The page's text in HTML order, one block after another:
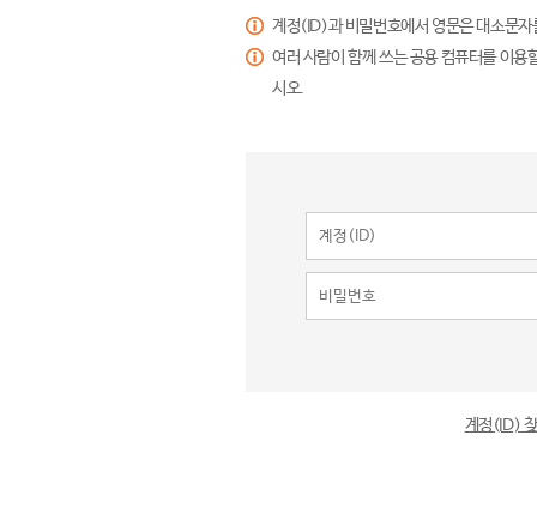
계정(ID)과 비밀번호에서 영문은 대소문
여러 사람이 함께 쓰는 공용 컴퓨터를 이
시오.
계정(ID)